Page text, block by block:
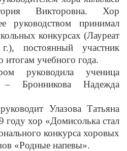
Викторовна. Хор
руководством принимал
конкурсах (Лауреат
постоянный участник
итогам учебного года.
руководила ученица
Бронникова Надежда
Улазова Татьяна
году хор «Домисолька стал
конкурса хоровых
«Родные напевы».